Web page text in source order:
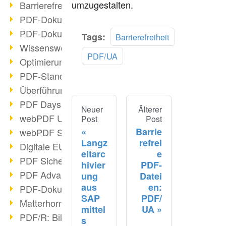
Barrierefreie PDF-Dokumente (2/3)
PDF-Dokumente mit OCR optimieren
PDF-Dokumente barrierefrei?
Wissenswertes über E-Signatur
Optimierung des PDF-Formats
PDF-Standards im Überblick
Überführung PDF/A in Archivsystem
PDF Days Europe 2021
webPDF Update 8.0.0.2282
webPDF Statistik-Auswertungen
Digitale EU COVID-Zertifikate
PDF Sicherheitseinstellungen
PDF Advanced Electronic Signature
PDF-Dokumente neu organisieren
Matterhorn Protokoll 1.1 verfügbar
PDF/R: Bildformat der Zukunft
umzugestalten.
Tags:
Barrierefreiheit
PDF/UA
Neuer
Post
Langz
eitarc
hivier
ung
aus
SAP
mittel
s
Älterer
Post
Barrie
refrei
e
PDF-
Datei
en:
PDF/
UA